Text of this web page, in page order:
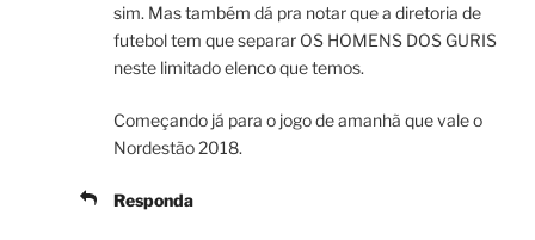
sim. Mas também dá pra notar que a diretoria de
futebol tem que separar OS HOMENS DOS GURIS
neste limitado elenco que temos.
Começando já para o jogo de amanhã que vale o
Nordestão 2018.
Responda